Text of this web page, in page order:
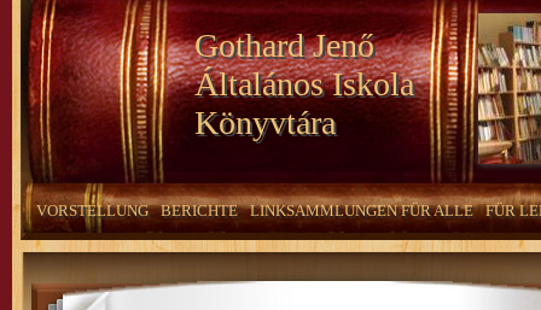
Gothard Jenő
Általános Iskola
Könyvtára
VORSTELLUNG BERICHTE LINKSAMMLUNGEN FÜR ALLE FÜR